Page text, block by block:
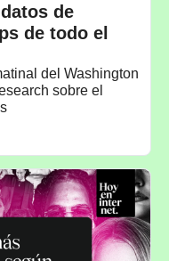
de
de todo el
del Washington
sobre el